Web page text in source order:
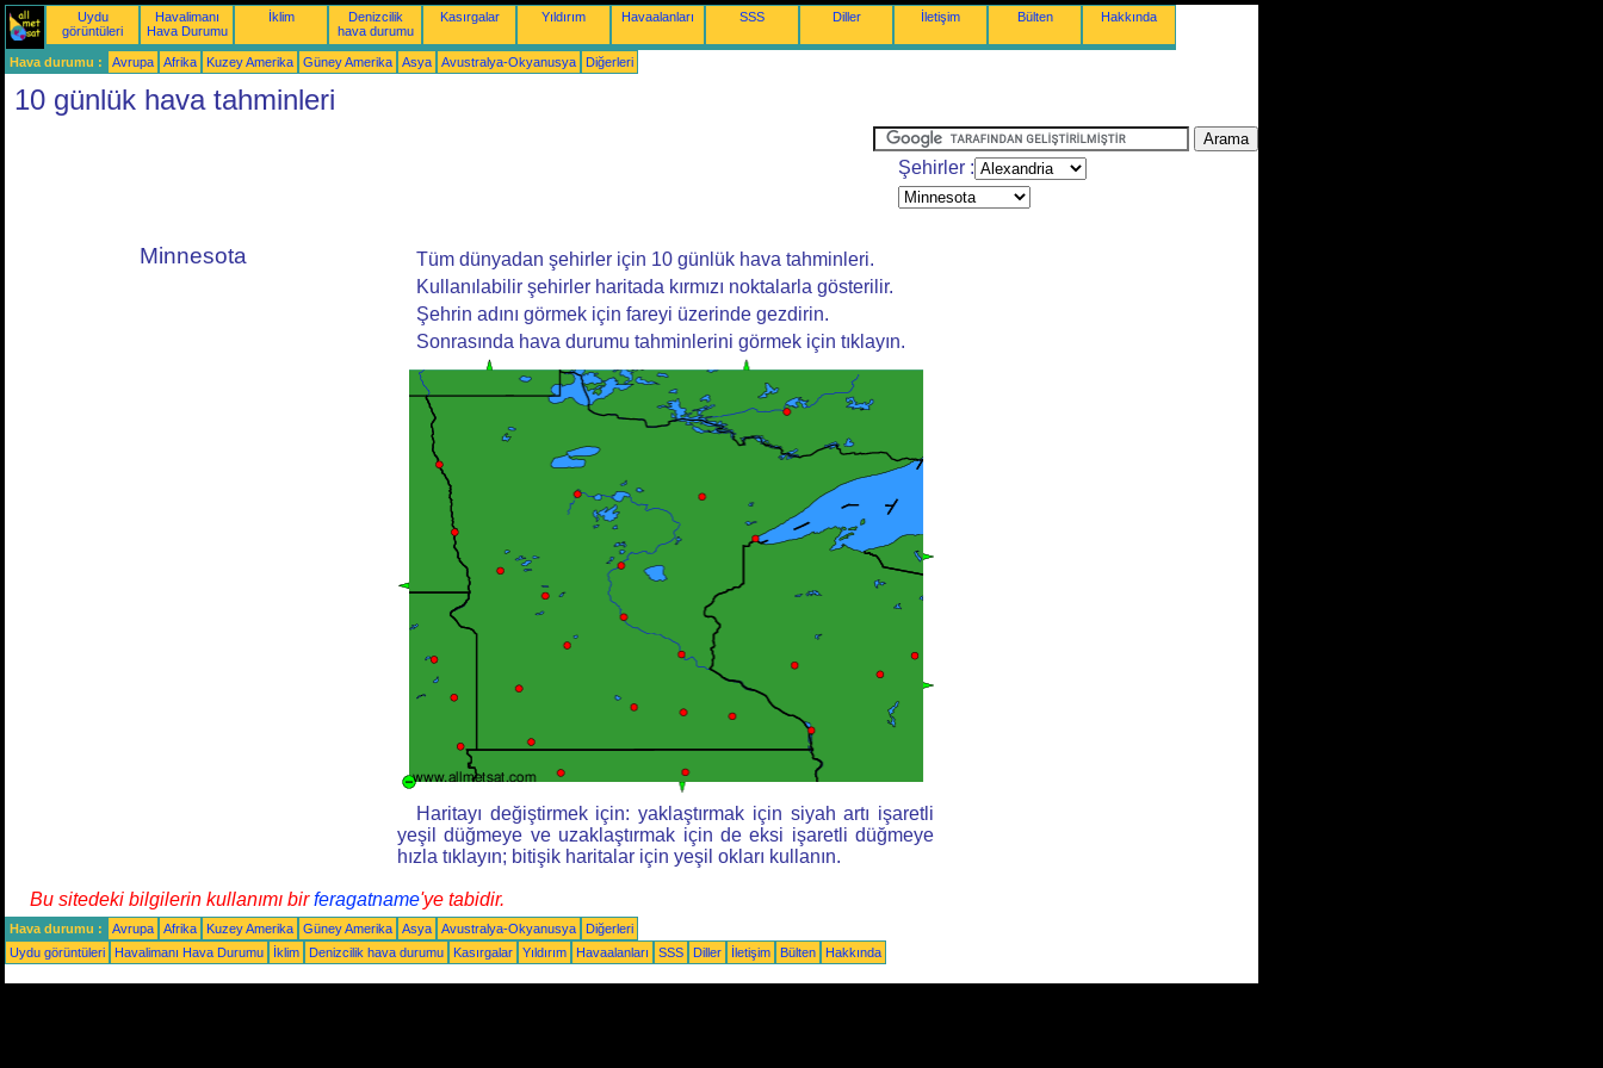
Uydu
görüntüleri
Havalimanı
Hava Durumu
İklim
Denizcilik
hava durumu
Kasırgalar Yıldırım Havaalanları SSS Diller İletişim Bülten Hakkında
Hava durumu : Avrupa Afrika Kuzey Amerika Güney Amerika Asya Avustralya-Okyanusya Diğerleri
10 günlük hava tahminleri
Şehirler :
Minnesota
Tüm dünyadan şehirler için 10 günlük hava tahminleri.
Kullanılabilir şehirler haritada kırmızı noktalarla gösterilir.
Şehrin adını görmek için fareyi üzerinde gezdirin.
Sonrasında hava durumu tahminlerini görmek için tıklayın.
Haritayı değiştirmek için: yaklaştırmak için siyah artı işaretli
yeşil düğmeye ve uzaklaştırmak için de eksi işaretli düğmeye
hızla tıklayın; bitişik haritalar için yeşil okları kullanın.
Bu sitedeki bilgilerin kullanımı birferagatname'ye tabidir.
Hava durumu : Avrupa Afrika Kuzey Amerika Güney Amerika Asya Avustralya-Okyanusya
Diğerleri
Uydu görüntüleri
Havalimanı Hava Durumu İklim Denizcilik hava durumu Kasırgalar Yıldırım Havaalanları SSS Diller İletişim Bülten Hakkında